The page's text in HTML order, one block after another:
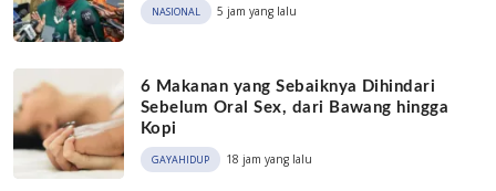
NASIONAL 5 jam yang lalu
6 Makanan yang Sebaiknya Dihindari
Sebelum Oral Sex, dari Bawang hingga
Kopi
GAYAHIDUP 18 jam yang lalu